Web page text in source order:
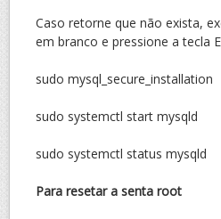
Caso retorne que não exista,
em branco e pressione a tecla
sudo mysql_secure_installation
sudo systemctl start mysqld
sudo systemctl status mysqld
Para resetar a senta root